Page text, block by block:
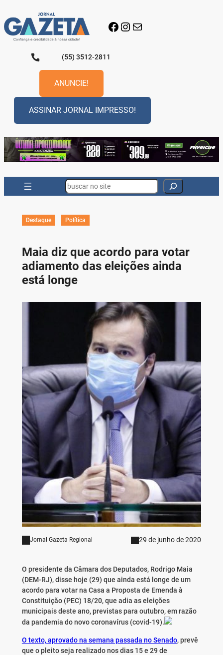
para
o
conteúdo
Facebook
Instagram
E-mail
(55) 3512-2811
ANUNCIE!
ASSINAR JORNAL IMPRESSO!
Search
Destaque Política
Maia diz que acordo para votar
adiamento das eleições ainda
está longe
Jornal Gazeta Regional 29 de junho de 2020
O presidente da Câmara dos Deputados, Rodrigo Maia
(DEM-RJ), disse hoje (29) que ainda está longe de um
acordo para votar na Casa a Proposta de Emenda à
Constituição (PEC) 18/20, que adia as eleições
municipais deste ano, previstas para outubro, em razão
da pandemia do novo coronavírus (covid-19).
O texto, aprovado na semana passada no Senado, prevê
que o pleito seja realizado nos dias 15 e 29 de